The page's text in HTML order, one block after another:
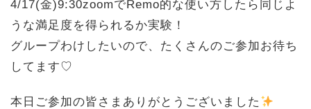
4/17(金)9:30zoomでRemo的な使い方したら同じよ
うな満足度を得られるか実験！
グループわけしたいので、たくさんのご参加お待ち
してます♡
本日ご参加の皆さまありがとうございました